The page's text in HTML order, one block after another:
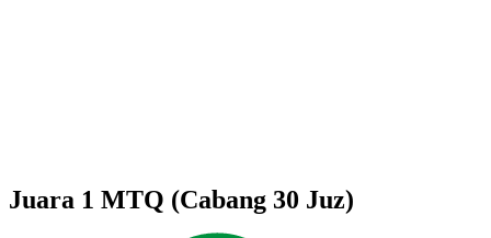
Juara 1 MTQ (Cabang 30 Juz)